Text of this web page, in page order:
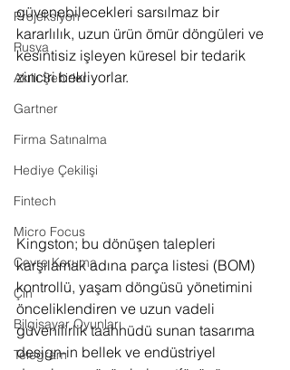
Projeksiyon
Rusya
Akıllı Şehirler
Gartner
Firma Satınalma
Hediye Çekilişi
Fintech
Micro Focus
Çevre Koruma
Çin
Bilgisayar Oyunları
Telegram
güvenebilecekleri sarsılmaz bir
kararlılık, uzun ürün ömür döngüleri ve
kesintisiz işleyen küresel bir tedarik
zinciri bekliyorlar.
Kingston; bu dönüşen talepleri
karşılamak adına parça listesi (BOM)
kontrollü, yaşam döngüsü yönetimini
önceliklendiren ve uzun vadeli
güvenilirlik taahhüdü sunan tasarıma
design-in bellek ve endüstriyel